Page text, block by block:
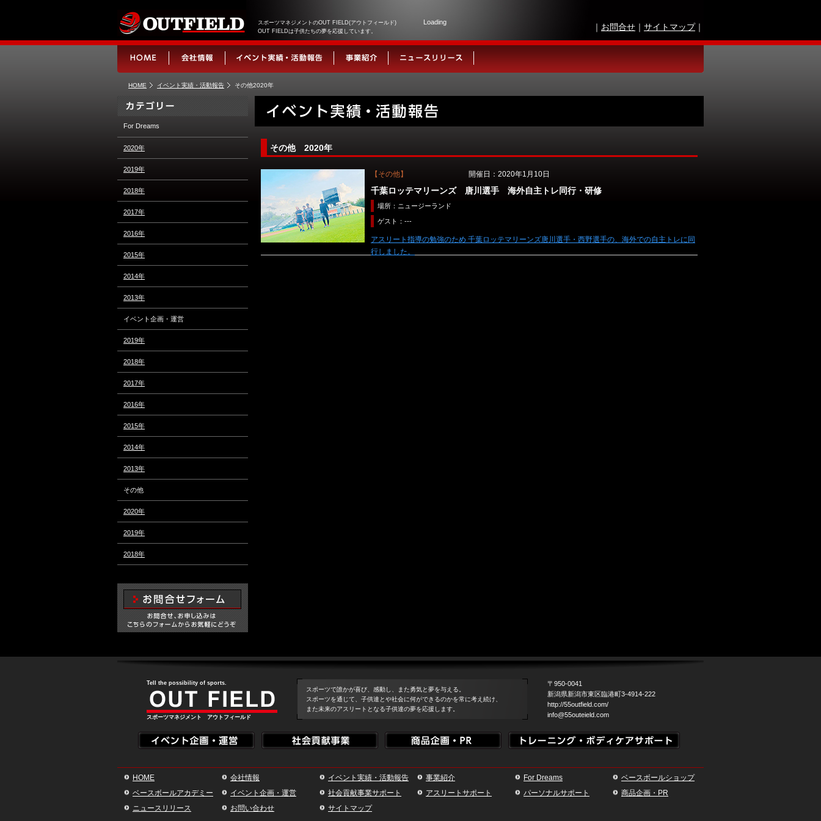
スポーツマネジメントのOUT FIELD(アウトフィールド)
OUT FIELDは子供たちの夢を応援しています。
Loading サイトマップ｜
｜ お問合せ ｜
HOME イベント実績・活動報告 その他2020年
For Dreams
2020年
2019年
2018年
2017年
2016年
2015年
2014年
2013年
イベント企画・運営
2019年
2018年
2017年
2016年
2015年
2014年
2013年
その他
2020年
2019年
2018年
その他 2020年
【その他】 開催日：2020年1月10日
千葉ロッテマリーンズ 唐川選手 海外自主トレ同行・研修
場所：ニュージーランド
ゲスト：---
アスリート指導の勉強のため 千葉ロッテマリーンズ唐川選手・西野選手の、海外での自主トレに同
行しました。
Tell the possibility of sports.
スポーツマネジメント アウトフィールド
スポーツで誰かが喜び、感動し、また勇気と夢を与える。
スポーツを通じて、子供達とや社会に何ができるのかを常に考え続け、
また未来のアスリートとなる子供達の夢を応援します。
〒950-0041
新潟県新潟市東区臨港町3-4914-222
http://55outfield.com/
info@55outeield.com
HOME 会社情報 イベント実績・活動報告 事業紹介 For Dreams
ベースボールショップ
ベースボールアカデミー
イベント企画・運営 社会貢献事業サポート アスリートサポート パーソナルサポート
商品企画・PR
ニュースリリース
お問い合わせ サイトマップ